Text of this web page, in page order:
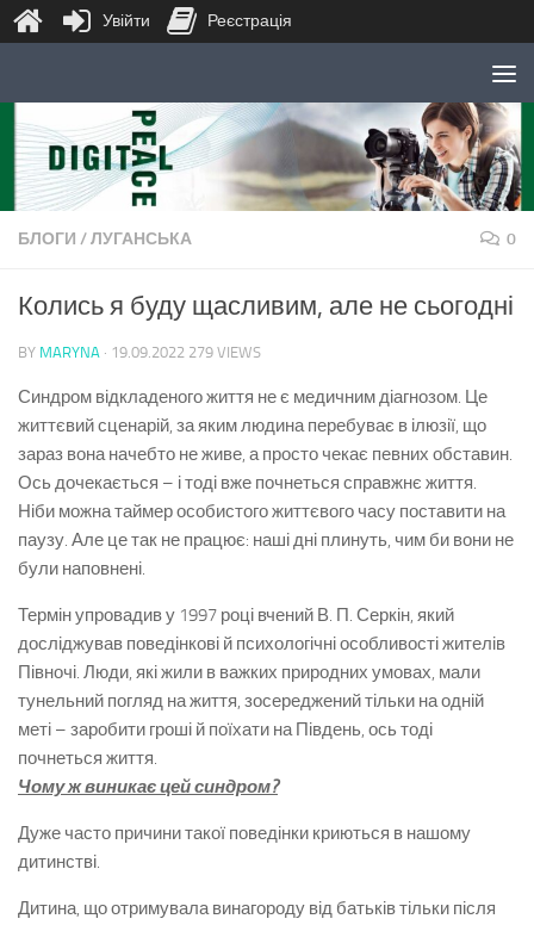
Skip to content
БЛОГИ /ЛУГАНСЬКА 0
Колись я буду щасливим, але не сьогодні
BY MARYNA · 19.09.2022 279 VIEWS
Синдром відкладеного життя не є медичним діагнозом. Це
життєвий сценарій, за яким людина перебуває в ілюзії, що
зараз вона начебто не живе, а просто чекає певних обставин.
Ось дочекається – і тоді вже почнеться справжнє життя.
Ніби можна таймер особистого життєвого часу поставити на
паузу. Але це так не працює: наші дні плинуть, чим би вони не
були наповнені.
Термін упровадив у 1997 році вчений В. П. Серкін, який
досліджував поведінкові й психологічні особливості жителів
Півночі. Люди, які жили в важких природних умовах, мали
тунельний погляд на життя, зосереджений тільки на одній
меті – заробити гроші й поїхати на Південь, ось тоді
почнеться життя.
Чому ж виникає цей синдром?
Дуже часто причини такої поведінки криються в нашому
дитинстві.
Дитина, що отримувала винагороду від батьків тільки після
Увійти Реєстрація